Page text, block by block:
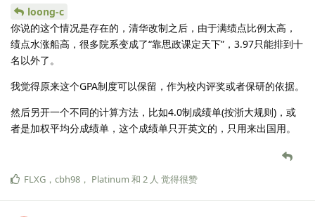
loong-c
你说的这个情况是存在的，清华改制之后，由于满绩点比例太高，
绩点水涨船高，很多院系变成了“靠思政课定天下”，3.97只能排到十
名以外了。
我觉得原来这个GPA制度可以保留，作为校内评奖或者保研的依据。
然后另开一个不同的计算方法，比如4.0制成绩单(按浙大规则)，或
者是加权平均分成绩单，这个成绩单只开英文的，只用来出国用。
FLXG ， cbh98 ， Platinum 和 2 人 觉得很赞